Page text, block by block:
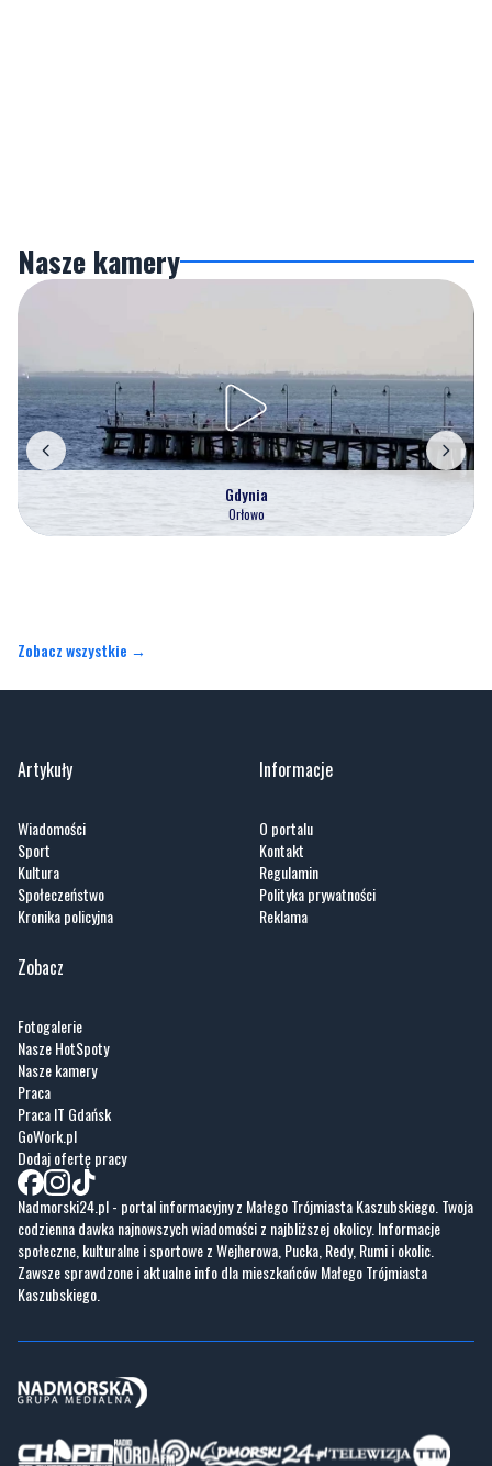
Nasze kamery
Gdynia
Orłowo
Zobacz wszystkie →
Artykuły
Wiadomości
Sport
Kultura
Społeczeństwo
Kronika policyjna
Informacje
O portalu
Kontakt
Regulamin
Polityka prywatności
Reklama
Zobacz
Fotogalerie
Nasze HotSpoty
Nasze kamery
Praca
Praca IT Gdańsk
GoWork.pl
Dodaj ofertę pracy
Nadmorski24.pl - portal informacyjny z Małego Trójmiasta Kaszubskiego. Twoja
codzienna dawka najnowszych wiadomości z najbliższej okolicy. Informacje
społeczne, kulturalne i sportowe z Wejherowa, Pucka, Redy, Rumi i okolic.
Zawsze sprawdzone i aktualne info dla mieszkańców Małego Trójmiasta
Kaszubskiego.